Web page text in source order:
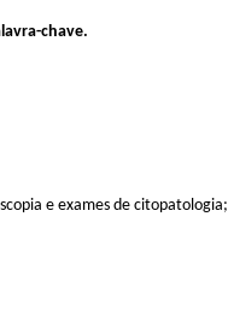
chave.
e exames de citopatologia;